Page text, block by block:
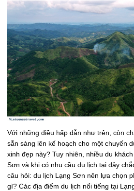
Với những điều hấp dẫn như trên, còn
sẵn sàng lên kế hoạch cho một chuyến
xinh đẹp này? Tuy nhiên, nhiều du
Sơn và khi có nhu cầu du lịch tại đây
câu hỏi: du lịch Lạng Sơn nên lựa chọn
gì? Các địa điểm du lịch nổi tiếng tại